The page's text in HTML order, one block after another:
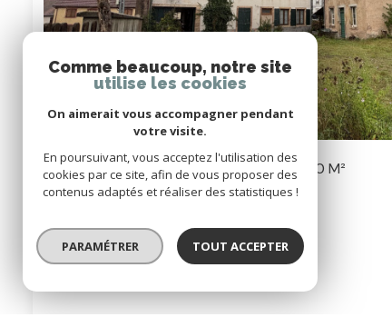
Maison 8 Pièce(s) 6 Chambre(s) 210 M²
Lutzelhouse (67130)
Comme beaucoup, notre site
utilise les cookies
On aimerait vous accompagner pendant
votre visite.
En poursuivant, vous acceptez l'utilisation des
cookies par ce site, afin de vous proposer des
contenus adaptés et réaliser des statistiques !
PARAMÉTRER TOUT ACCEPTER